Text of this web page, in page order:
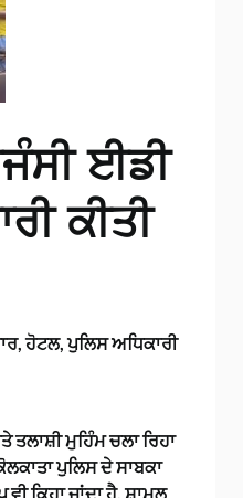
ਈਡੀ
ਕੀਤੀ
ਹੋਟਲ, ਪੁਲਿਸ ਅਧਿਕਾਰੀ
ਮੁਹਿੰਮ ਚਲਾ ਰਿਹਾ
ਪੁਲਿਸ ਦੇ ਸਾਬਕਾ
ਕਿਹਾ ਜਾਂਦਾ ਹੈ, ਸ਼ਾਮਲ